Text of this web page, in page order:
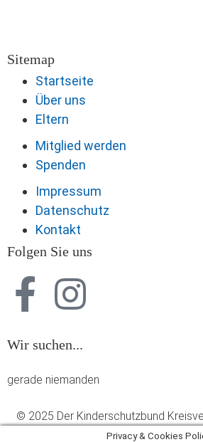
Sitemap
Startseite
Über uns
Eltern
Mitglied werden
Spenden
Impressum
Datenschutz
Kontakt
Folgen Sie uns
Wir suchen...
gerade niemanden
© 2025 Der Kinderschutzbund
Privacy & Cookies